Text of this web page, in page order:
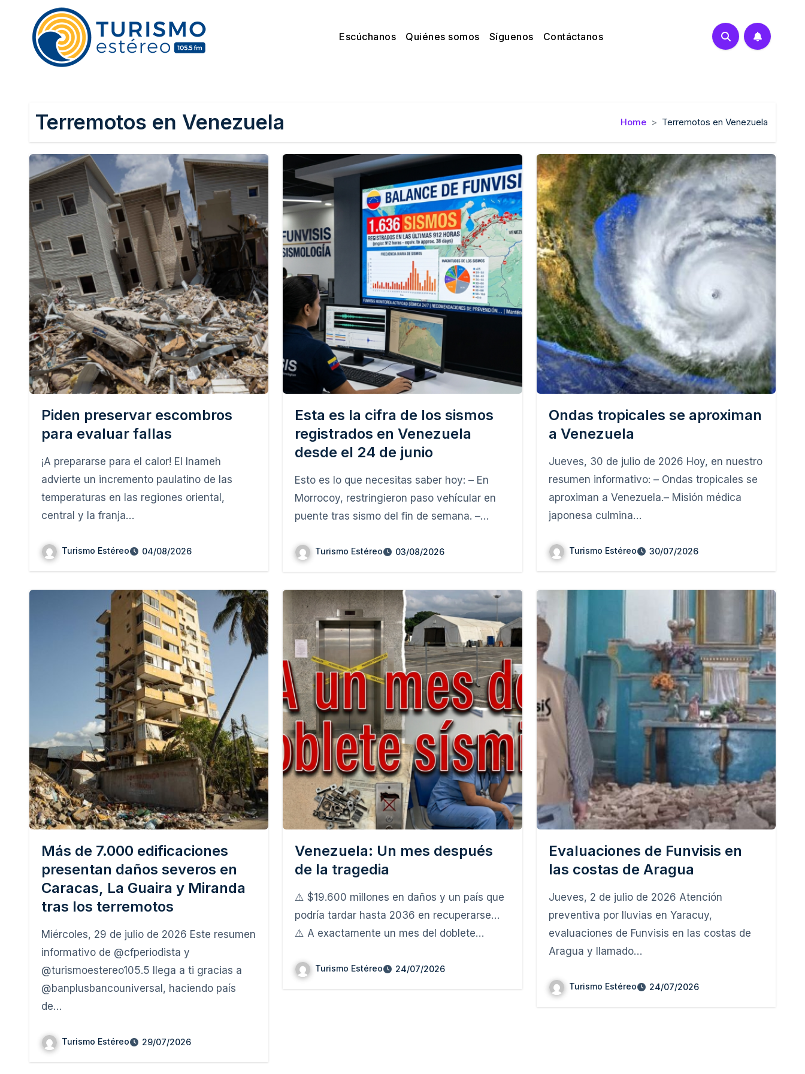
content
Escúchanos Quiénes somos Síguenos Contáctanos
Terremotos en Venezuela Home Terremotos en Venezuela
Piden preservar escombros
para evaluar fallas
¡A prepararse para el calor! El Inameh
advierte un incremento paulatino de las
temperaturas en las regiones oriental,
central y la franja…
Turismo Estéreo 04/08/2026
Esta es la cifra de los sismos
registrados en Venezuela
desde el 24 de junio
Esto es lo que necesitas saber hoy: – En
Morrocoy, restringieron paso vehícular en
puente tras sismo del fin de semana. –…
Turismo Estéreo 03/08/2026
Ondas tropicales se aproximan
a Venezuela
Jueves, 30 de julio de 2026 Hoy, en nuestro
resumen informativo: – Ondas tropicales se
aproximan a Venezuela.– Misión médica
japonesa culmina…
Turismo Estéreo 30/07/2026
Más de 7.000 edificaciones
presentan daños severos en
Caracas, La Guaira y Miranda
tras los terremotos
Miércoles, 29 de julio de 2026 Este resumen
informativo de @cfperiodista y
@turismoestereo105.5 llega a ti gracias a
@banplusbancouniversal, haciendo país
de…
Turismo Estéreo 29/07/2026
Venezuela: Un mes después
de la tragedia
⚠️ $19.600 millones en daños y un país que
podría tardar hasta 2036 en recuperarse…
⚠️ A exactamente un mes del doblete…
Turismo Estéreo 24/07/2026
Evaluaciones de Funvisis en
las costas de Aragua
Jueves, 2 de julio de 2026 Atención
preventiva por lluvias en Yaracuy,
evaluaciones de Funvisis en las costas de
Aragua y llamado…
Turismo Estéreo 24/07/2026